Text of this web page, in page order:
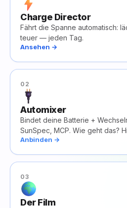
Charge Director
Fährt die Spanne automatisch:
teuer — jeden Tag.
Ansehen →
02
Automixer
Bindet deine Batterie +
SunSpec, MCP. Wie geht das?
Anbinden →
03
Der Film